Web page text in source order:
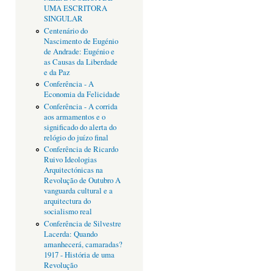
UMA ESCRITORA
SINGULAR
Centenário do
Nascimento de Eugénio
de Andrade: Eugénio e
as Causas da Liberdade
e da Paz
Conferência - A
Economia da Felicidade
Conferência - A corrida
aos armamentos e o
significado do alerta do
relógio do juízo final
Conferência de Ricardo
Ruivo Ideologias
Arquitectónicas na
Revolução de Outubro A
vanguarda cultural e a
arquitectura do
socialismo real
Conferência de Silvestre
Lacerda: Quando
amanhecerá, camaradas?
1917 - História de uma
Revolução